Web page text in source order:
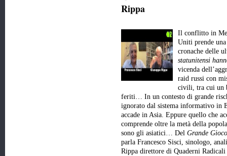
Rippa
Il conflitto in
Uniti prende
cronache delle
statunitensi
vicenda
raid russi con
civili, tra cui un
feriti… In un contesto di grande
ignorato dal sistema informativo in
accade in Asia. Eppure quello che
comprende oltre la metà della
sono gli asiatici… Del Grande
parla Francesco Sisci, sinologo,
Rippa direttore di Quaderni Radicali